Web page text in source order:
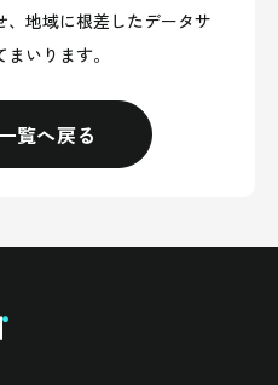
地域に根差したデータサ
いります。
覧へ戻る